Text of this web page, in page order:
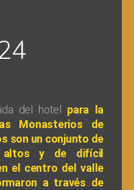
del hotel para la
Monasterios de
son un conjunto de
altos y de difícil
el centro del valle
a través de